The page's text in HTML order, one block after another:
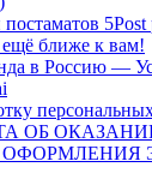
5Post
ближе к вам!
в Россию —
ОБ